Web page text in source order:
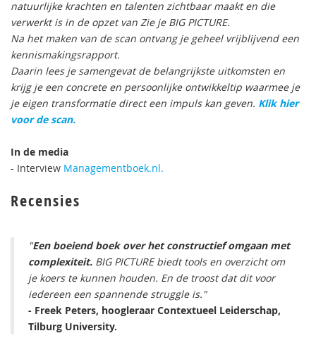
natuurlijke krachten en talenten zichtbaar maakt en die
verwerkt is in de opzet van Zie je BIG PICTURE.
Na het maken van de scan ontvang je geheel vrijblijvend een
kennismakingsrapport.
Daarin lees je samengevat de belangrijkste uitkomsten en
krijg je een concrete en persoonlijke ontwikkeltip waarmee je
je eigen transformatie direct een impuls kan geven. Klik hier
voor de scan.
In de media
- Interview Managementboek.nl.
Recensies
"Een boeiend boek over het constructief omgaan met
complexiteit. BIG PICTURE biedt tools en overzicht om
je koers te kunnen houden. En de troost dat dit voor
iedereen een spannende struggle is."
- Freek Peters, hoogleraar Contextueel Leiderschap,
Tilburg University.